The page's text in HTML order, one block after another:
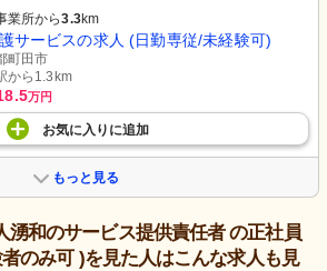
業所から3.3km
サービスの求人 (日勤専従/未経験可)
町田市
から1.3km
万円
お気に入り に追加
もっと見る
湧和のサービス提供責任者 の正社員
のみ可 )を見た人はこんな求人も見